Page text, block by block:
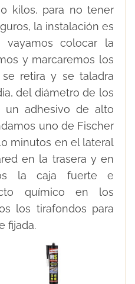
kilos, para no tener
la instalación es
vayamos colocar la
y marcaremos los
retira y se taladra
del diámetro de los
un adhesivo de alto
uno de Fischer
minutos en el lateral
en la trasera y en
la caja fuerte e
químico en los
los tirafondos para
fijada.